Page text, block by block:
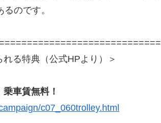
のです。
る特典（公式HPより）＞
乗車賃無料！
c07_060trolley.html